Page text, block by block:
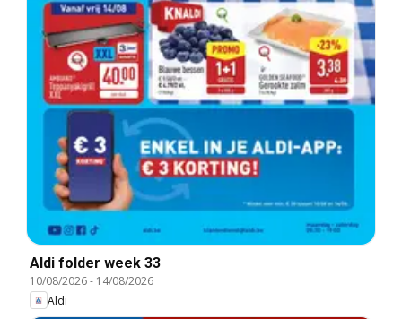
Aldi folder week 33
10/08/2026- 14/08/2026
Aldi